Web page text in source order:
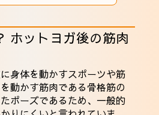
ホットヨガ後の筋肉
身体を動かすスポーツや筋
動かす筋肉である骨格筋の
ポーズであるため、一般的